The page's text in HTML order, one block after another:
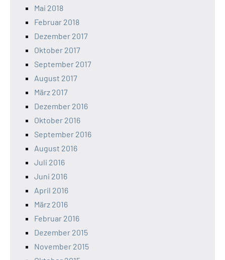
Mai 2018
Februar 2018
Dezember 2017
Oktober 2017
September 2017
August 2017
März 2017
Dezember 2016
Oktober 2016
September 2016
August 2016
Juli 2016
Juni 2016
April 2016
März 2016
Februar 2016
Dezember 2015
November 2015